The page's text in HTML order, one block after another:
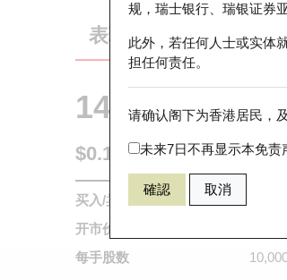
规，瑞士银行、瑞银证券
此外，若任何人士或实体
担任何责任。
请确认阁下为香港居民，
未来7日不再显示本免责
確認 取消
表现 街货统计
14196 瑞银认
$0.158 0.007 (+4.64%) 即时
买入/卖出价
开市价
每手股数